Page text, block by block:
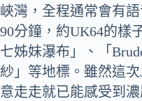
峽灣，全程通常會有
90分鐘，約UK64的樣
七姊妹瀑布」、「
紗」等地標。雖然這
意走走就已能感受到